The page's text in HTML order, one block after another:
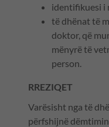
identifikuesi i
të dhënat të
doktor, që
mënyrë të
person.
RREZIQET
Varësisht nga të
përfshijnë